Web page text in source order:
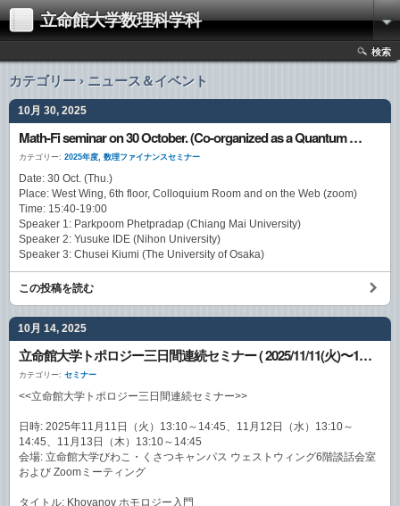
立命館大学数理科学科
検索
カテゴリー › ニュース＆イベント
10月 30, 2025
Math-Fi seminar on 30 October. (Co-organized as a Quantum Walk Seminar)
カテゴリー: 2025年度, 数理ファイナンスセミナー
Date: 30 Oct. (Thu.)
Place: West Wing, 6th floor, Colloquium Room and on the Web (zoom)
Time: 15:40-19:00
Speaker 1: Parkpoom Phetpradap (Chiang Mai University)
Speaker 2: Yusuke IDE (Nihon University)
Speaker 3: Chusei Kiumi (The University of Osaka)
この投稿を読む
10月 14, 2025
立命館大学トポロジー三日間連続セミナー ( 2025/11/11(火)〜13(木) )
カテゴリー: セミナー
<<立命館大学トポロジー三日間連続セミナー>>
日時: 2025年11月11日（火）13:10～14:45、11月12日（水）13:10～
14:45、11月13日（木）13:10～14:45
会場: 立命館大学びわこ・くさつキャンパス ウェストウィング6階談話会室
および Zoomミーティング
タイトル: Khovanov ホモロジー入門